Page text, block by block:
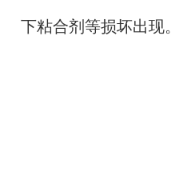
下粘合剂等损坏出现